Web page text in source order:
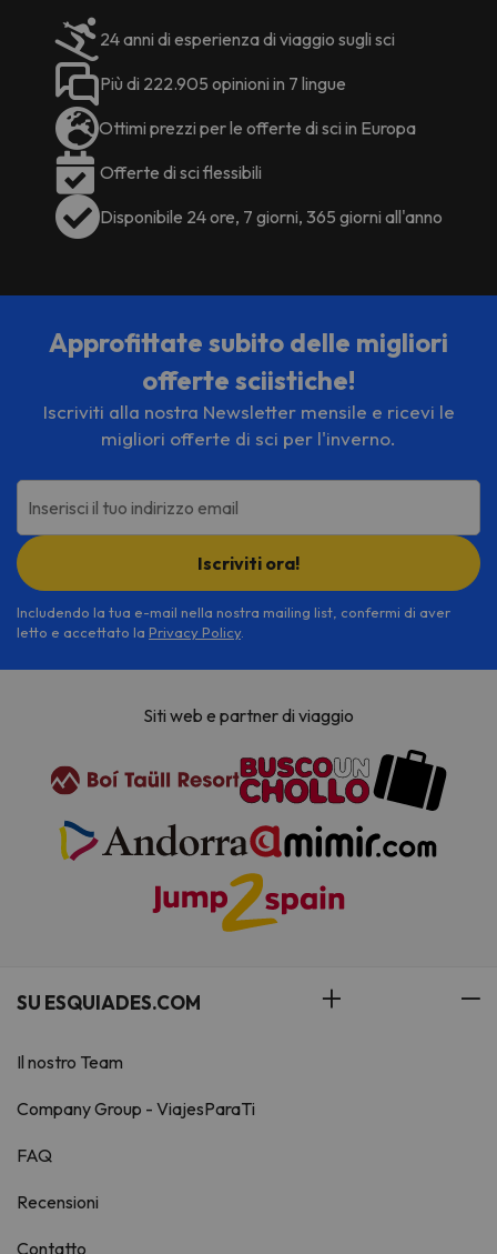
lì. Queste informazioni sono
dell'alloggio.
con servizio a
buffet
accogliente bar e una sala dove
rilassarti, oltre alWi-Fi gratuito
tutta la struttura. L’intero edificio è
climatizzato per offrirti il massimo
confortevoli, dispongono di TV a
un soggiorno piacevole.
Non aspettare oltre per goderti una
24 anni di esperienza di viaggio sugli sci
Più di 222.905 opinioni in 7 lingue
Ottimi prezzi per le offerte di sci in Europa
Offerte di sci flessibili
Disponibile 24 ore, 7 giorni, 365 giorni all'anno
Approfittate subito delle migliori
offerte sciistiche!
Iscriviti alla nostra Newsletter mensile e ricevi le
migliori offerte di sci per l'inverno.
Inserisci il tuo indirizzo email
Iscriviti ora!
Includendo la tua e-mail nella nostra mailing list, confermi di aver
letto e accettato la Privacy Policy.
Siti web e partner di viaggio
SU ESQUIADES.COM
Il nostro Team
Company Group - ViajesParaTi
FAQ
Recensioni
Contatto